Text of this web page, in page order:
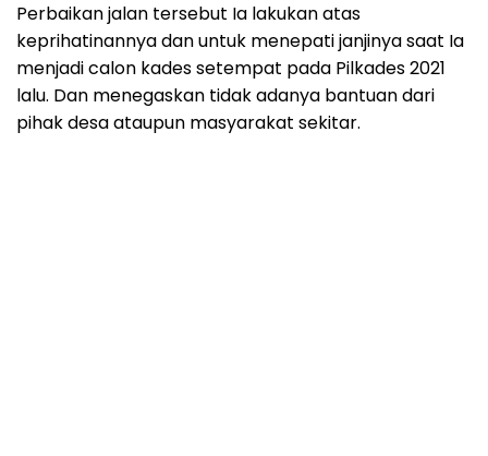
Perbaikan jalan tersebut Ia lakukan atas
keprihatinannya dan untuk menepati janjinya saat Ia
menjadi calon kades setempat pada Pilkades 2021
lalu. Dan menegaskan tidak adanya bantuan dari
pihak desa ataupun masyarakat sekitar.